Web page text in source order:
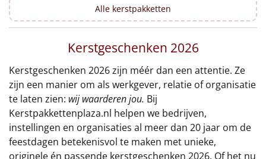
€50 tot €55
€75 tot €100
€100 en hoger
Alle kerstpakketten 2026
Thema
Alle kerstpakketten
Kerstgeschenken 2026
Kerstgeschenken 2026 zijn méér dan een attentie. Ze
zijn een manier om als werkgever, relatie of organisatie
te laten zien: wij waarderen jou. Bij
Kerstpakkettenplaza.nl helpen we bedrijven,
instellingen en organisaties al meer dan 20 jaar om de
feestdagen betekenisvol te maken met unieke,
originele én passende kerstgeschenken 2026. Of het nu